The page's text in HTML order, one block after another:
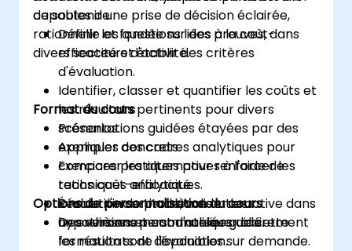
de soutenir une prise de décision éclairée,
rationnelle et fondée sur des preuves, dans
divers secteurs d'activité.
capables de :
Définir les questions liées à la coût-
efficacité et établir des critères
d'évaluation.
Identifier, classer et quantifier les coûts et
les résultats pertinents pour divers
scénarios.
Appliquer des cadres analytiques pour
comparer les alternatives à l'aide de
ratios coût-efficacité.
Évaluer l'incertitude, valider les
hypothèses et communiquer clairement
les résultats de l'évaluation.
Format du cours
Présentations guidées étayées par des
exemples concrets.
Exercices pratiques pour renforcer les
techniques analytiques.
Résolution de problèmes interactive dans
un environnement d'atelier guidé.
Options de personnalisation du cours
Des versions personnalisées de cette
formation sont disponibles sur demande.